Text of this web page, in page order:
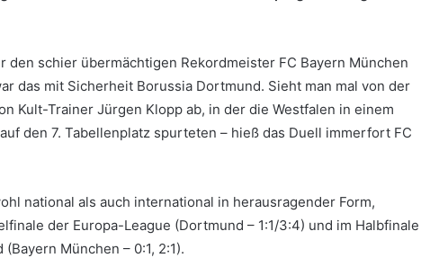
schier übermächtigen Rekordmeister FC Bayern München
das mit Sicherheit Borussia Dortmund. Sieht man mal von der
Kult-Trainer Jürgen Klopp ab, in der die Westfalen in einem
den 7. Tabellenplatz spurteten – hieß das Duell immerfort FC
national als auch international in herausragender Form,
der Europa-League (Dortmund – 1:1/3:4) und im Halbfinale
München – 0:1, 2:1).